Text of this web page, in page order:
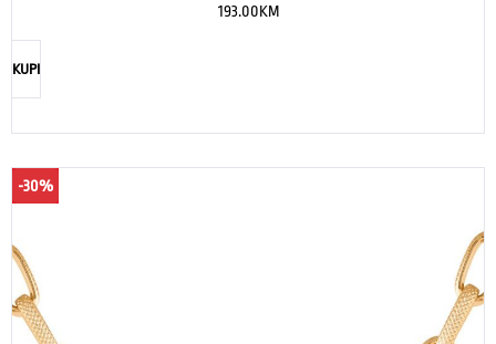
193.00KM
KUPI
-30%